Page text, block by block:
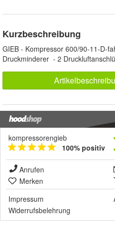
Kurzbeschreibung
GIEB - Kompressor 600/90-11-D-
Druckminderer - 2
kompressorengieb
100% positiv
Anrufen
Merken
Impressum
Widerrufsbelehrung